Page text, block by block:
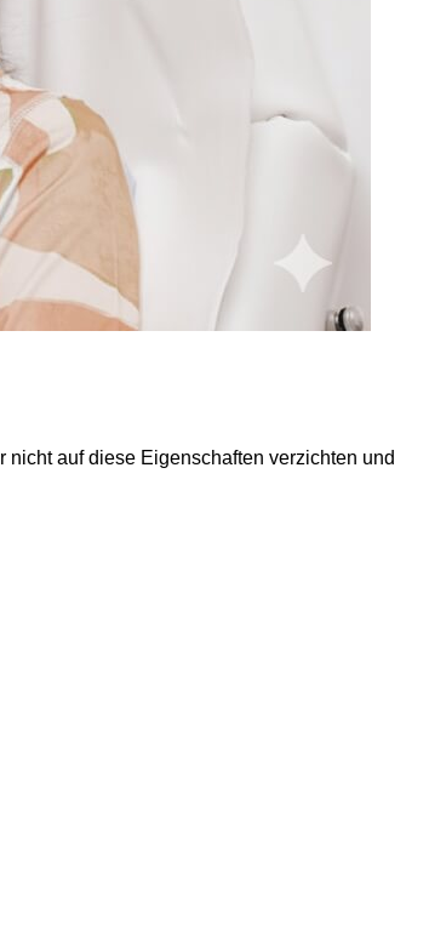
auf diese Eigenschaften verzichten und